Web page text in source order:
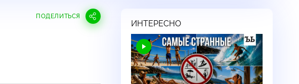
ПОДЕЛИТЬСЯ
ИНТЕРЕСНО